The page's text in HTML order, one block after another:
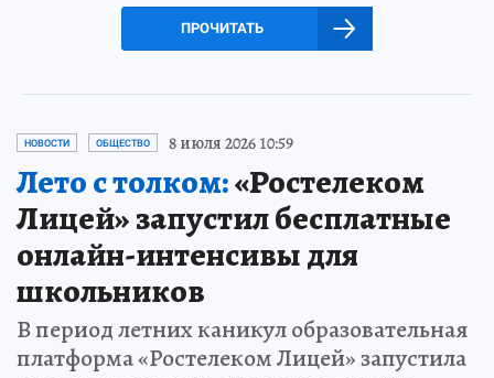
ПРОЧИТАТЬ
НОВОСТИ ОБЩЕСТВО 8 июля 2026 10:59
Лето с толком:«Ростелеком
Лицей» запустил бесплатные
онлайн-интенсивы для
школьников
В период летних каникул образовательная
платформа «Ростелеком Лицей» запустила